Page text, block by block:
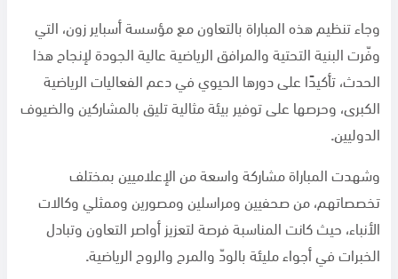
وجاء تنظيم هذه المباراة بالتعاون مع مؤسسة أسباير زون، التي
وفّرت البنية التحتية والمرافق الرياضية عالية الجودة لإنجاح هذا
الحدث، تأكيدًا على دورها الحيوي في دعم الفعاليات الرياضية
الكبرى، وحرصها على توفير بيئة مثالية تليق بالمشاركين والضيوف
الدوليين.
وشهدت المباراة مشاركة واسعة من الإعلاميين بمختلف
تخصصاتهم، من صحفيين ومراسلين ومصورين وممثلي وكالات
الأنباء، حيث كانت المناسبة فرصة لتعزيز أواصر التعاون وتبادل
الخبرات في أجواء مليئة بالودّ والمرح والروح الرياضية.